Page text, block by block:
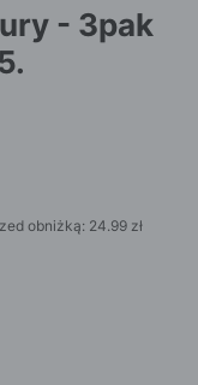
obniżką: 24.99 zł